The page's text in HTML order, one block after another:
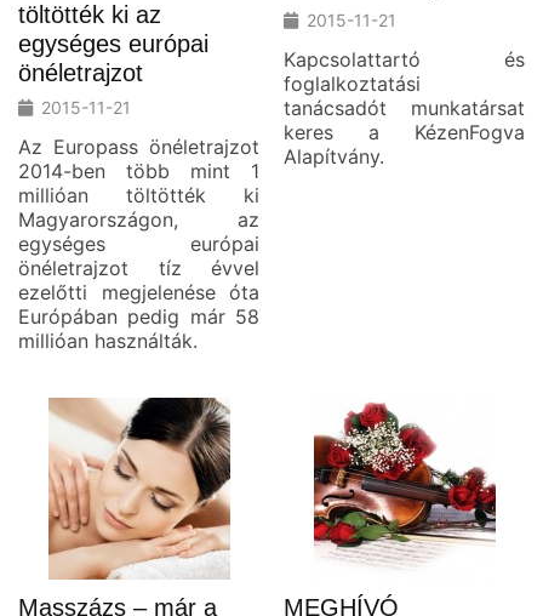
töltötték ki az
egységes európai
önéletrajzot
2015-11-21
Az Europass önéletrajzot
2014-ben több mint 1
millióan töltötték ki
Magyarországon, az
egységes európai
önéletrajzot tíz évvel
ezelőtti megjelenése óta
Európában pedig már 58
millióan használták.
2015-11-21
Kapcsolattartó és
foglalkoztatási
tanácsadót munkatársat
keres a KézenFogva
Alapítvány.
Masszázs – már a MEGHÍVÓ